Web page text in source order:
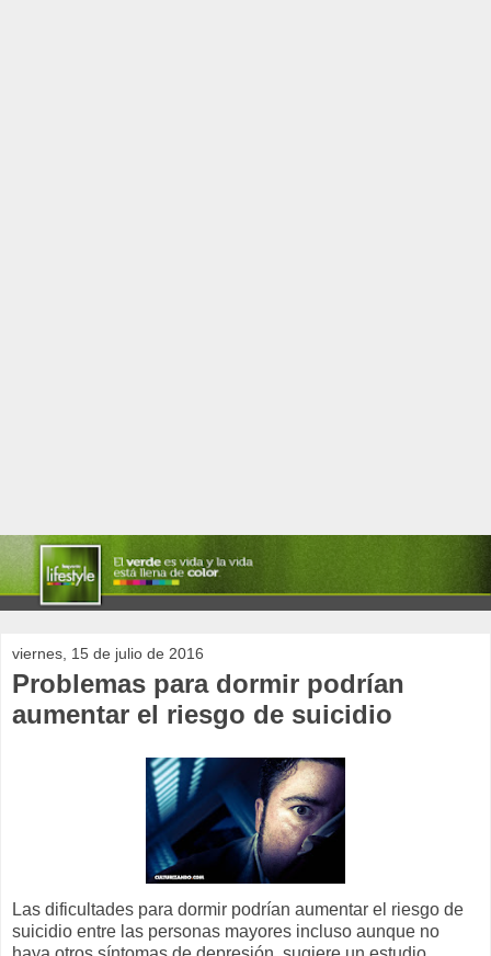
viernes, 15 de julio de 2016
Problemas para dormir podrían
aumentar el riesgo de suicidio
Las dificultades para dormir podrían aumentar el riesgo de
suicidio entre las personas mayores incluso aunque no